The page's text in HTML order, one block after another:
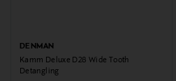
DENMAN
Kamm Deluxe D28 Wide Tooth
Detangling